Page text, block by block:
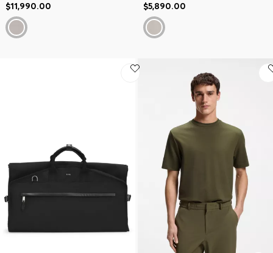
$11,990.00 $5,890.00